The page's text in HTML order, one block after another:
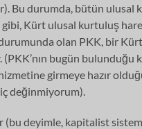
Bu durumda, bütün ulusal
Kürt ulusal kurtuluş
olan PKK, bir
bugün bulunduğu
girmeye hazır
değinmiyorum).
(bu deyimle, kapitalist